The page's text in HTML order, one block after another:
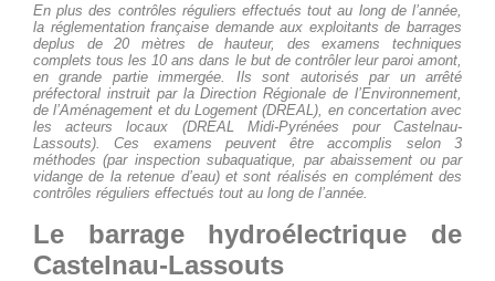
En plus des contrôles réguliers effectués tout au long de l’année,
la réglementation française demande aux exploitants de barrages
deplus de 20 mètres de hauteur, des examens techniques
complets tous les 10 ans dans le but de contrôler leur paroi amont,
en grande partie immergée. Ils sont autorisés par un arrêté
préfectoral instruit par la Direction Régionale de l’Environnement,
de l’Aménagement et du Logement (DREAL), en concertation avec
les acteurs locaux (DREAL Midi-Pyrénées pour Castelnau-
Lassouts). Ces examens peuvent être accomplis selon 3
méthodes (par inspection subaquatique, par abaissement ou par
vidange de la retenue d’eau) et sont réalisés en complément des
contrôles réguliers effectués tout au long de l’année.
Le barrage hydroélectrique de
Castelnau-Lassouts